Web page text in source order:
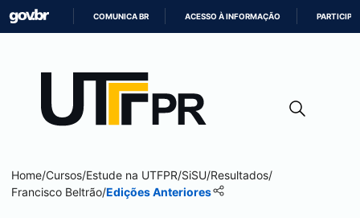
CONTEÚDO
COMUNICA BR ACESSO À INFORMAÇÃO PARTICIPE
Home/Cursos/Estude na UTFPR/SiSU/Resultados/
Francisco Beltrão/Edições Anteriores